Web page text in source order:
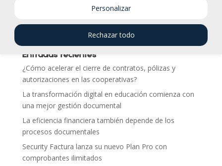
Personalizar
Rechazar todo
Entradas recientes
¿Cómo acelerar el cierre de contratos, pólizas y
autorizaciones en las cooperativas?
La transformación digital en educación comienza con
una mejor gestión documental
La eficiencia financiera también depende de los
procesos documentales
Security Factura lanza su nuevo Plan Pro con
comprobantes ilimitados